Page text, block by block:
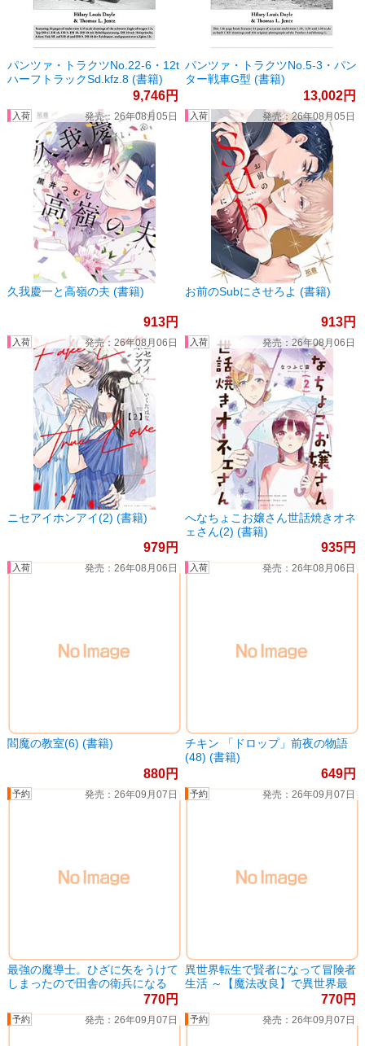
パンツァ・トラクツNo.22-6・12t
ハーフトラックSd.kfz.8 (書籍)
9,746
パンツァ・トラクツNo.5-3・パン
ター戦車G型 (書籍)
13,002
久我慶一と高嶺の夫 (書籍)
26年08月05日
913
お前のSubにさせろよ (書籍)
26年08月05日
913
ニセアイホンアイ(2) (書籍)
26年08月06日
979
へなちょこお嬢さん世話焼きオネ
ェさん(2) (書籍)
26年08月06日
935
閻魔の教室(6) (書籍)
26年08月06日
880
チキン 「ドロップ」前夜の物語
(48) (書籍)
26年08月06日
649
最強の魔導士。ひざに矢をうけて
しまったので田舎の衛兵になる
26年09月07日
770
異世界転生で賢者になって冒険者
生活 ～【魔法改良】で異世界最
26年09月07日
770
26年09月07日 26年09月07日